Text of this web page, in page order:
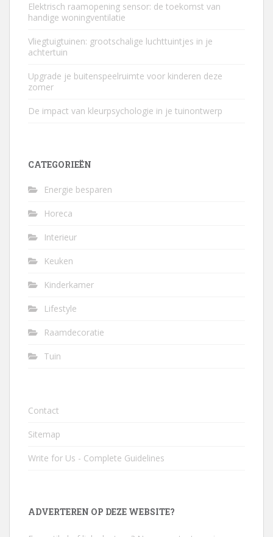
Elektrisch raamopening sensor: de toekomst van
handige woningventilatie
Vliegtuigtuinen: grootschalige luchttuintjes in je
achtertuin
Upgrade je buitenspeelruimte voor kinderen deze
zomer
De impact van kleurpsychologie in je tuinontwerp
CATEGORIEËN
Energie besparen
Horeca
Interieur
Keuken
Kinderkamer
Lifestyle
Raamdecoratie
Tuin
Contact
Sitemap
Write for Us - Complete Guidelines
ADVERTEREN OP DEZE WEBSITE?